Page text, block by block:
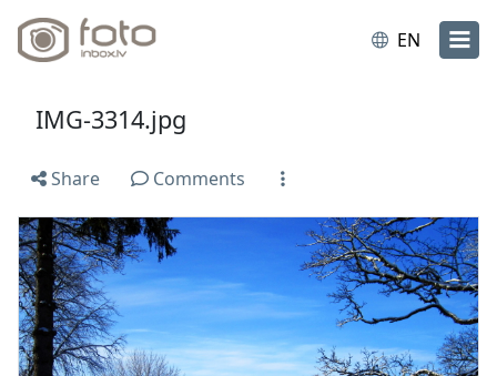
EN
IMG-3314.jpg
Share Comments